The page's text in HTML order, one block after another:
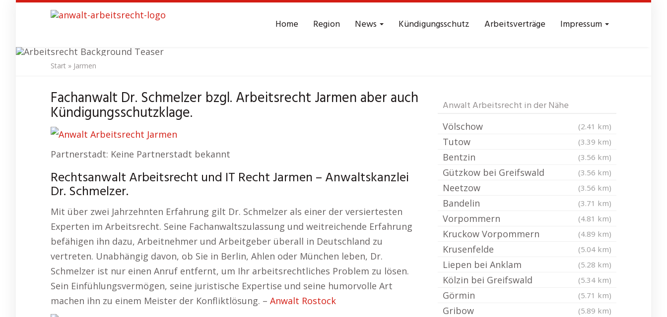
content
Home Region News Kündigungsschutz Arbeitsverträge Impressum
Anwalt Arbeitsrecht Jarmen
Start » Jarmen
Fachanwalt Dr. Schmelzer bzgl. Arbeitsrecht Jarmen aber auch
Kündigungsschutzklage.
Partnerstadt: Keine Partnerstadt bekannt
Rechtsanwalt Arbeitsrecht und IT Recht Jarmen – Anwaltskanzlei
Dr. Schmelzer.
Mit über zwei Jahrzehnten Erfahrung gilt Dr. Schmelzer als einer der versiertesten
Experten im Arbeitsrecht. Seine Fachanwaltszulassung und weitreichende Erfahrung
befähigen ihn dazu, Arbeitnehmer und Arbeitgeber überall in Deutschland zu
vertreten. Unabhängig davon, ob Sie in Berlin, Ahlen oder München leben, Dr.
Schmelzer ist nur einen Anruf entfernt, um Ihr arbeitsrechtliches Problem zu lösen.
Sein Einfühlungsvermögen, seine juristische Expertise und seine humorvolle Art
machen ihn zu einem Meister der Konfliktlösung. – Anwalt Rostock
Anwalt Arbeitsrecht in der Nähe
Völschow (2.41 km)
Tutow (3.39 km)
Bentzin (3.56 km)
Gützkow bei Greifswald (3.56 km)
Neetzow (3.56 km)
Bandelin (3.71 km)
Vorpommern (4.81 km)
Kruckow Vorpommern (4.89 km)
Krusenfelde (5.04 km)
Liepen bei Anklam (5.28 km)
Kölzin bei Greifswald (5.34 km)
Görmin (5.71 km)
Gribow (5.89 km)